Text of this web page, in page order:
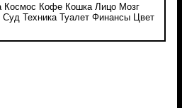
Космос Кофе Кошка Лицо Мозг
Суд Техника Туалет Финансы
Цвет